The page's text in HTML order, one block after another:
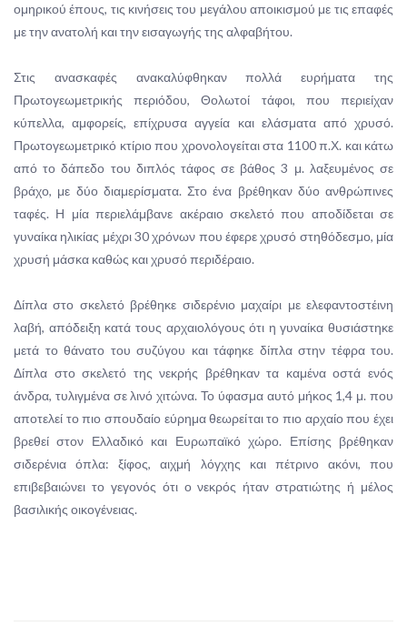
ομηρικού έπους, τις κινήσεις του μεγάλου αποικισμού με τις επαφές
με την ανατολή και την εισαγωγής της αλφαβήτου.
Στις ανασκαφές ανακαλύφθηκαν πολλά ευρήματα της
Πρωτογεωμετρικής περιόδου, Θολωτοί τάφοι, που περιείχαν
κύπελλα, αμφορείς, επίχρυσα αγγεία και ελάσματα από χρυσό.
Πρωτογεωμετρικό κτίριο που χρονολογείται στα 1100 π.Χ. και κάτω
από το δάπεδο του διπλός τάφος σε βάθος 3 μ. λαξευμένος σε
βράχο, με δύο διαμερίσματα. Στο ένα βρέθηκαν δύο ανθρώπινες
ταφές. Η μία περιελάμβανε ακέραιο σκελετό που αποδίδεται σε
γυναίκα ηλικίας μέχρι 30 χρόνων που έφερε χρυσό στηθόδεσμο, μία
χρυσή μάσκα καθώς και χρυσό περιδέραιο.
Δίπλα στο σκελετό βρέθηκε σιδερένιο μαχαίρι με ελεφαντοστέινη
λαβή, απόδειξη κατά τους αρχαιολόγους ότι η γυναίκα θυσιάστηκε
μετά το θάνατο του συζύγου και τάφηκε δίπλα στην τέφρα του.
Δίπλα στο σκελετό της νεκρής βρέθηκαν τα καμένα οστά ενός
άνδρα, τυλιγμένα σε λινό χιτώνα. Το ύφασμα αυτό μήκος 1,4 μ. που
αποτελεί το πιο σπουδαίο εύρημα θεωρείται το πιο αρχαίο που έχει
βρεθεί στον Ελλαδικό και Ευρωπαϊκό χώρο. Επίσης βρέθηκαν
σιδερένια όπλα: ξίφος, αιχμή λόγχης και πέτρινο ακόνι, που
επιβεβαιώνει το γεγονός ότι ο νεκρός ήταν στρατιώτης ή μέλος
βασιλικής οικογένειας.